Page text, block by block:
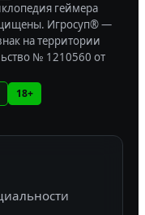
геймера
Игросуп® —
на территории
№ 1210560 от
18+